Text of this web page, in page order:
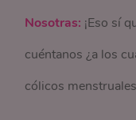
Nosotras: ¡Eso sí
cuéntanos ¿a los
cólicos